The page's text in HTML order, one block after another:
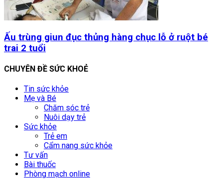
Ấu trùng giun đục thủng hàng chục lỗ ở ruột bé
trai 2 tuổi
CHUYÊN ĐỀ SỨC KHOẺ
Tin sức khỏe
Mẹ và Bé
Chăm sóc trẻ
Nuôi dạy trẻ
Sức khỏe
Trẻ em
Cẩm nang sức khỏe
Tư vấn
Bài thuốc
Phòng mạch online